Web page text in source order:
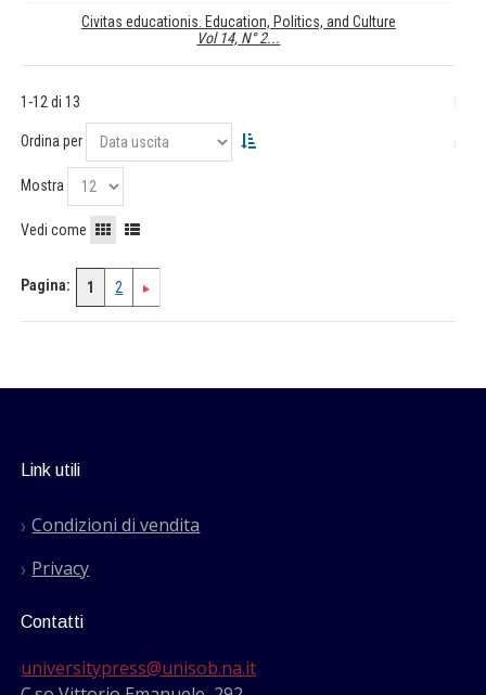
Civitas educationis. Education, Politics, and Culture
Vol 14, N° 2...
1-12 di 13
Ordina per
Mostra
Vedi come
Pagina: 1 2
Link utili
Condizioni di vendita
Privacy
Contatti
universitypress@unisob.na.it